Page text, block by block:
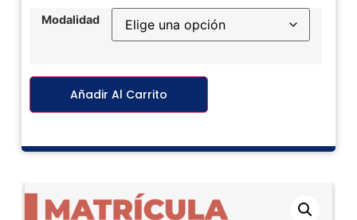
Modalidad
Añadir Al Carrito